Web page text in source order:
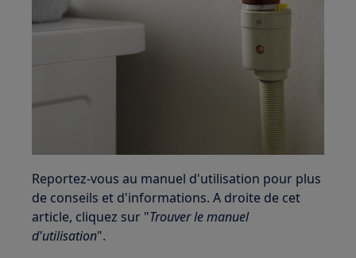
Reportez-vous au manuel d'utilisation pour plus
de conseils et d'informations. A droite de cet
article, cliquez sur "Trouver le manuel
d'utilisation".